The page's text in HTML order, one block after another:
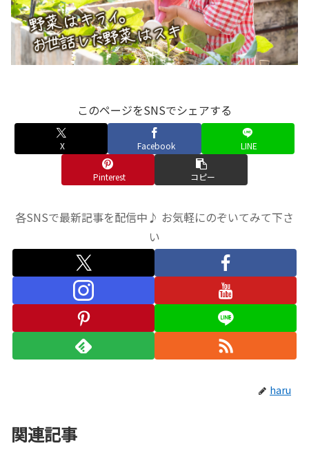
このページをSNSでシェアする
X Facebook LINE
Pinterest コピー
各SNSで最新記事を配信中♪ お気軽にのぞいてみて下さ
い
haru
関連記事